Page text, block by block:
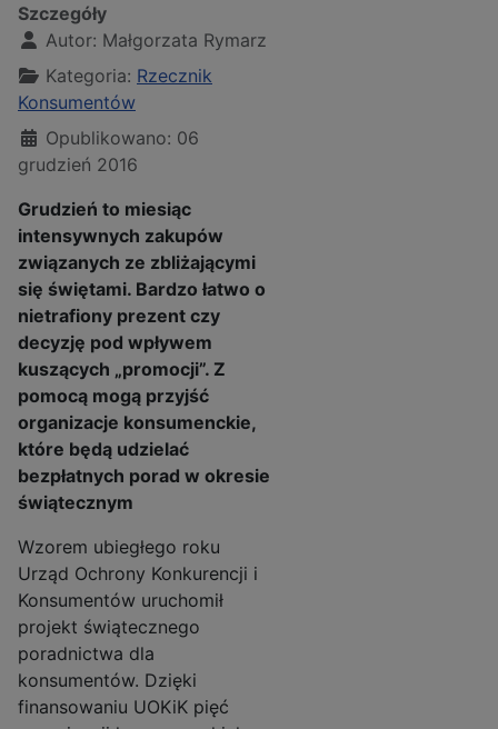
Szczegóły
Autor: Małgorzata Rymarz
Kategoria: Rzecznik
Konsumentów
Opublikowano: 06
grudzień 2016
Grudzień to miesiąc
intensywnych zakupów
związanych ze zbliżającymi
się świętami. Bardzo łatwo o
nietrafiony prezent czy
decyzję pod wpływem
kuszących „promocji”. Z
pomocą mogą przyjść
organizacje konsumenckie,
które będą udzielać
bezpłatnych porad w okresie
świątecznym
Wzorem ubiegłego roku
Urząd Ochrony Konkurencji i
Konsumentów uruchomił
projekt świątecznego
poradnictwa dla
konsumentów. Dzięki
finansowaniu UOKiK pięć